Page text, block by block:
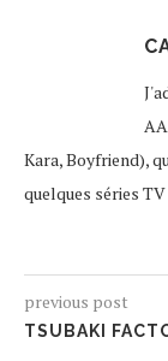
Kara, Boyfriend),
quelques séries
previous post
TSUBAKI